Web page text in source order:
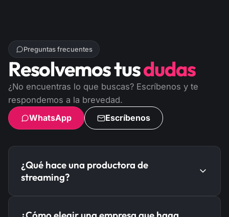
Preguntas frecuentes
Resolvemos tusdudas
¿No encuentras lo que buscas? Escríbenos y te
respondemos a la brevedad.
WhatsApp
Escríbenos
¿Qué hace una productora de
streaming?